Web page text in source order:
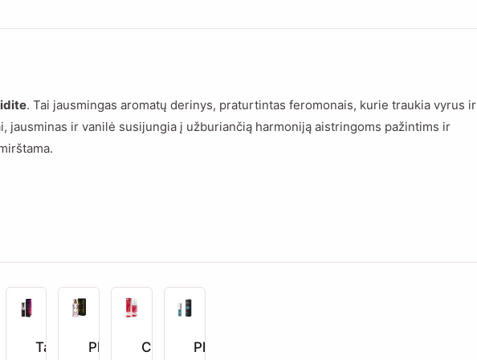
. Tai jausmingas aromatų derinys, praturtintas feromonais, kurie traukia vyrus ir
jausminas ir vanilė susijungia į užburiančią harmoniją aistringoms pažintims ir
Taboo
10,99
PheroStrongCP FemalePhero